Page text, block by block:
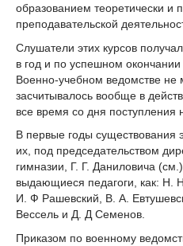
образованием тео­ретически и
преподавательской
Слушатели этих курсов
в год и по успешном
Военно-учебном ведомстве
засчитывалось вообще в
все время со дня поступления
В первые годы существования
их, под председательством
гимназии, Г. Г. Дани­ловича
вы­дающиеся педагоги, как: Н.
И. Ф Рашевский, В. А.
Вессель и Д. Д Семенов.
Приказом по военному